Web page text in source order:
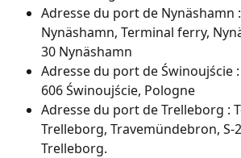
Adresse du port de Nynäshamn
Nynäshamn, Terminal ferry,
30 Nynäshamn
Adresse du port de Świnoujście
606 Świnoujście, Pologne
Adresse du port de Trelleborg :
Trelleborg, Travemündebron, S-
Trelleborg.